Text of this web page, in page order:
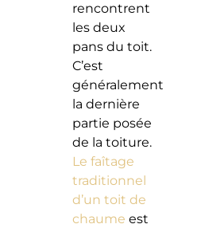
rencontrent
les deux
pans du toit.
C’est
généralement
la dernière
partie posée
de la toiture.
Le faîtage
traditionnel
d’un toit de
chaume est